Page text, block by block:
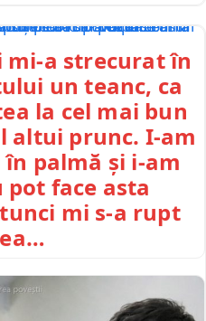
mi-a strecurat în
un teanc, ca
la cel mai bun
altui prunc. I-am
palmă și i-am
pot face asta
mi s-a rupt